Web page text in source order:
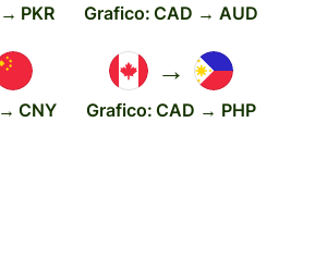
PKR Grafico: CAD → AUD
CNY
→
Grafico: CAD → PHP